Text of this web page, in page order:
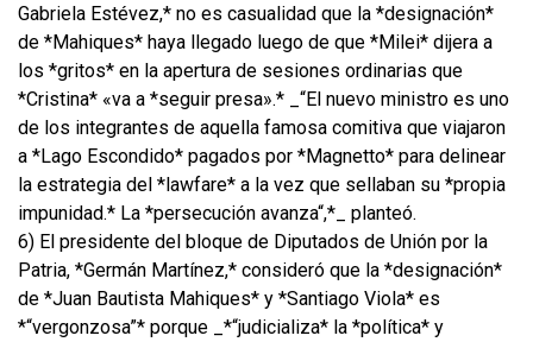
Gabriela Estévez,* no es casualidad que la *designación*
de *Mahiques* haya llegado luego de que *Milei* dijera a
los *gritos* en la apertura de sesiones ordinarias que
*Cristina* «va a *seguir presa».* _“El nuevo ministro es uno
de los integrantes de aquella famosa comitiva que viajaron
a *Lago Escondido* pagados por *Magnetto* para delinear
la estrategia del *lawfare* a la vez que sellaban su *propia
impunidad.* La *persecución avanza“,*_ planteó.
6) El presidente del bloque de Diputados de Unión por la
Patria, *Germán Martínez,* consideró que la *designación*
de *Juan Bautista Mahiques* y *Santiago Viola* es
*“vergonzosa”* porque _*“judicializa* la *política* y